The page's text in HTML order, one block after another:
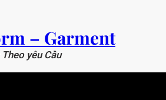
– Garment
yêu Cầu